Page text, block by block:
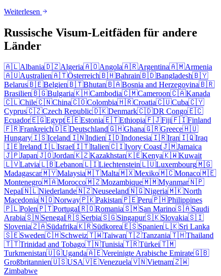
Weiterlesen
Russische Visum-Leitfäden für andere
Länder
🇦🇱Albania🇩🇿Algeria🇦🇴Angola🇦🇷Argentina🇦🇲Armenia
🇦🇺Australien🇦🇹Österreich🇧🇭Bahrain🇧🇩Bangladesh🇧🇾
Belarus🇧🇪Belgien🇧🇹Bhutan🇧🇦Bosnia and Herzegovina🇧🇷
Brasilien🇧🇬Bulgaria🇰🇭Cambodia🇨🇲Cameroon🇨🇦Kanada
🇨🇱Chile🇨🇳China🇨🇴Colombia🇭🇷Croatia🇨🇺Cuba🇨🇾
Cyprus🇨🇿Czech Republic🇩🇰Denmark🇨🇩DR Congo🇪🇨
Ecuador🇪🇬Egypt🇪🇪Estonia🇪🇹Ethiopia🇫🇯Fiji🇫🇮Finland
🇫🇷Frankreich🇩🇪Deutschland🇬🇭Ghana🇬🇷Greece🇭🇺
Hungary🇮🇸Iceland🇮🇳Indien🇮🇩Indonesia🇮🇷Iran🇮🇶Iraq
🇮🇪Ireland🇮🇱Israel🇮🇹Italien🇨🇮Ivory Coast🇯🇲Jamaica
🇯🇵Japan🇯🇴Jordan🇰🇿Kazakhstan🇰🇪Kenya🇰🇼Kuwait
🇱🇻Latvia🇱🇧Lebanon🇱🇮Liechtenstein🇱🇺Luxembourg🇲🇬
Madagascar🇲🇾Malaysia🇲🇹Malta🇲🇽Mexiko🇲🇨Monaco🇲🇪
Montenegro🇲🇦Morocco🇲🇿Mozambique🇲🇲Myanmar🇳🇵
Nepal🇳🇱Niederlande🇳🇿Neuseeland🇳🇬Nigeria🇲🇰North
Macedonia🇳🇴Norway🇵🇰Pakistan🇵🇪Peru🇵🇭Philippines
🇵🇱Polen🇵🇹Portugal🇷🇴Romania🇸🇲San Marino🇸🇦Saudi
Arabia🇸🇳Senegal🇷🇸Serbia🇸🇬Singapur🇸🇰Slovakia🇸🇮
Slovenia🇿🇦Südafrika🇰🇷Südkorea🇪🇸Spanien🇱🇰Sri Lanka
🇸🇪Sweden🇨🇭Schweiz🇹🇼Taiwan🇹🇿Tanzania🇹🇭Thailand
🇹🇹Trinidad and Tobago🇹🇳Tunisia🇹🇷Türkei🇹🇲
Turkmenistan🇺🇬Uganda🇦🇪Vereinigte Arabische Emirate🇬🇧
Großbritannien🇺🇸USA🇻🇪Venezuela🇻🇳Vietnam🇿🇼
Zimbabwe